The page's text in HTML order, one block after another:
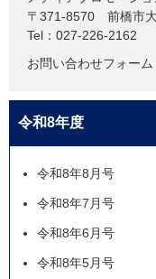
〒371-8570
前橋市
Tel：027-226-2162
お問い合わせフォーム
令和8年度
令和8年8月号
令和8年7月号
令和8年6月号
令和8年5月号